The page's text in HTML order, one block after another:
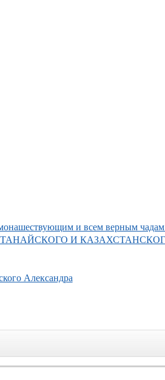
и всем верным
И
Александра